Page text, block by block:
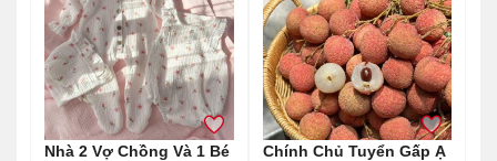
Nhà 2 Vợ Chồng Và 1 Bé
Chính Chủ Tuyển Gấp Ạ